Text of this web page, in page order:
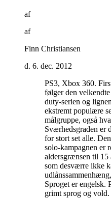
af
af
Finn Christiansen
d. 6. dec. 2012
PS3, Xbox 360.
følger den
duty-serien og
ekstremt populære
målgruppe, også
Sværhedsgraden er
for stort set alle.
solo-kampagnen er
aldersgrænsen til
som desværre ikke
Sproget er engelsk.
grimt sprog og vold.